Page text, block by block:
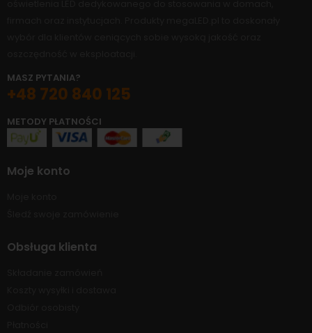
MASZ PYTANIA?
+48 720 840 125
METODY PŁATNOŚCI
Moje konto
Obsługa klienta